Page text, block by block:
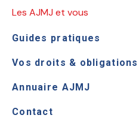
Les AJMJ et vous
Guides pratiques
Vos droits & obligations
Annuaire AJMJ
Contact